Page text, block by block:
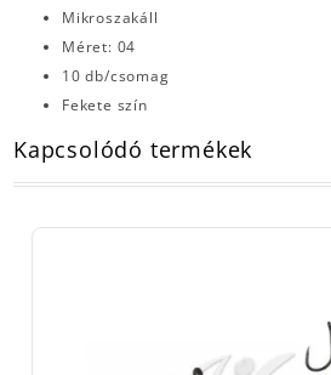
Mikroszakáll
Méret: 04
10 db/csomag
Fekete szín
Kapcsolódó termékek